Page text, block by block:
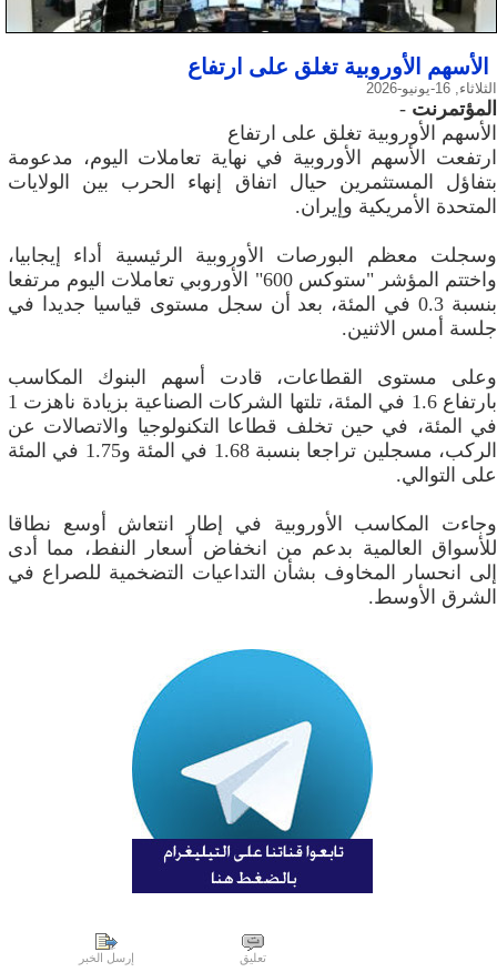
الأسهم الأوروبية تغلق على ارتفاع
الثلاثاء, 16-يونيو-2026
المؤتمرنت -
الأسهم الأوروبية تغلق على ارتفاع
ارتفعت الأسهم الأوروبية في نهاية تعاملات اليوم، مدعومة
بتفاؤل المستثمرين حيال اتفاق إنهاء الحرب بين الولايات
المتحدة الأمريكية وإيران.
وسجلت معظم البورصات الأوروبية الرئيسية أداء إيجابيا،
واختتم المؤشر ‌"ستوكس 600" الأوروبي تعاملات اليوم مرتفعا
بنسبة 0.3 في المئة، بعد أن سجل مستوى قياسيا جديدا ‌في
جلسة أمس الاثنين.
وعلى مستوى القطاعات، قادت أسهم البنوك المكاسب
بارتفاع 1.6 في المئة، تلتها الشركات الصناعية بزيادة ناهزت 1
في المئة، في حين تخلف قطاعا التكنولوجيا والاتصالات عن
الركب، مسجلين تراجعا بنسبة 1.68 في المئة و1.75 في المئة
على التوالي.
وجاءت المكاسب الأوروبية في إطار انتعاش أوسع نطاقا
للأسواق العالمية بدعم من انخفاض أسعار النفط، مما أدى
إلى انحسار المخاوف بشأن التداعيات التضخمية للصراع في
الشرق الأوسط.
تعليق إرسل الخبر